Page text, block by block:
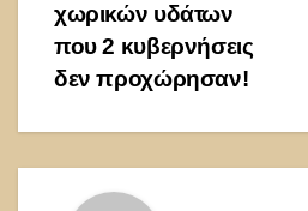
χωρικών υδάτων
που 2 κυβερνήσεις
δεν προχώρησαν!